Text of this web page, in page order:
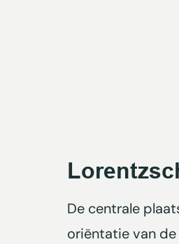
De centrale
oriëntatie van